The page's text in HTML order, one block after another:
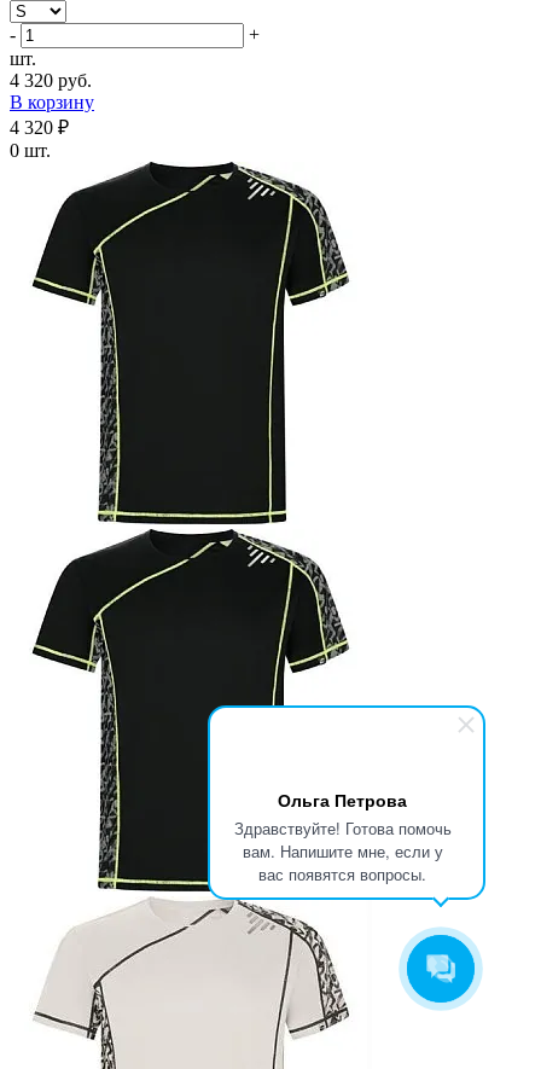
Ольга Петрова
Здравствуйте! Готова помочь
вам. Напишите мне, если у
вас появятся вопросы.
-
+
шт.
4 320 руб.
В корзину
4 320 ₽
0 шт.